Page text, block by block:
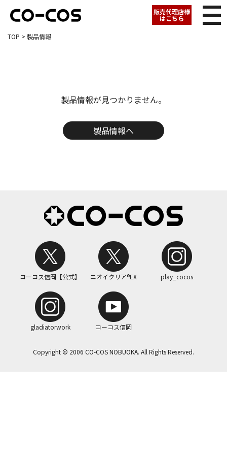
販売代理店様
はこちら
TOP > 製品情報
製品情報が見つかりません。
製品情報へ
コーコス信岡【公式】 ニオイクリア®EX play_cocos
gladiatorwork コーコス信岡
Copyright © 2006 CO-COS NOBUOKA. All Rights Reserved.